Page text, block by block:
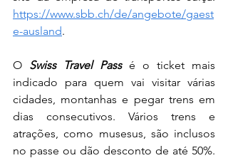
https://www.sbb.ch/de/angebote/gaest
e-ausland.
O Swiss Travel Pass é o ticket mais
indicado para quem vai visitar várias
cidades, montanhas e pegar trens em
dias consecutivos. Vários trens e
atrações, como musesus, são inclusos
no passe ou dão desconto de até 50%.